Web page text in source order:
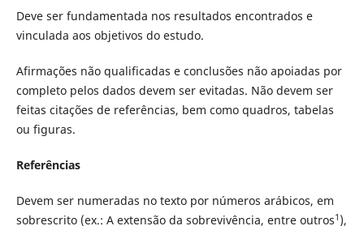
Deve ser fundamentada nos resultados encontrados e
vinculada aos objetivos do estudo.
Afirmações não qualificadas e conclusões não apoiadas por
completo pelos dados devem ser evitadas. Não devem ser
feitas citações de referências, bem como quadros, tabelas
ou figuras.
Referências
Devem ser numeradas no texto por números arábicos, em
sobrescrito (ex.: A extensão da sobrevivência, entre outros1 ),